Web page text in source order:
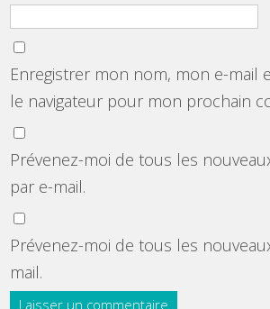
Enregistrer mon nom, mon e-mail
le navigateur pour mon prochain
Prévenez-moi de tous les
par e-mail.
Prévenez-moi de tous les
mail.